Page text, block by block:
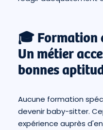
🎓 Formation
Un métier
bonnes
Aucune formation
devenir baby-sitter.
expérience auprès